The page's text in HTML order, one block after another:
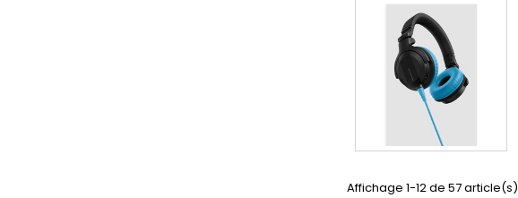
Affichage 1-12 de 57 article(s)